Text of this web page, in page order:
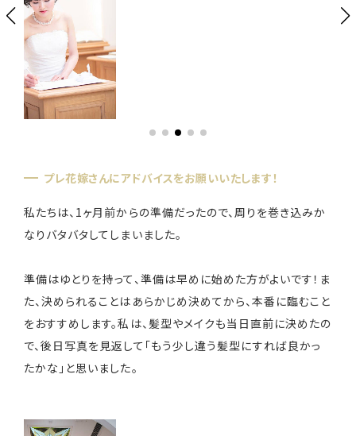
プレ花嫁さんにアドバイスをお願いいたします！
私たちは、1ヶ月前からの準備だったので、周りを巻き込みか
なりバタバタしてしまいました。
準備はゆとりを持って、準備は早めに始めた方がよいです！ま
た、決められることはあらかじめ決めてから、本番に臨むこと
をおすすめします。私は、髪型やメイクも当日直前に決めたの
で、後日写真を見返して「もう少し違う髪型にすれば良かっ
たかな」と思いました。